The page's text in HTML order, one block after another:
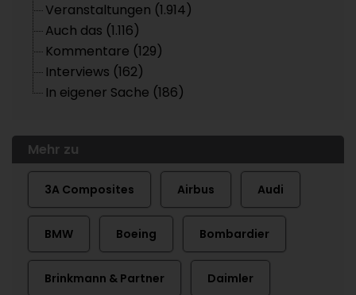
Veranstaltungen (1.914)
Auch das (1.116)
Kommentare (129)
Interviews (162)
In eigener Sache (186)
Mehr zu
3A Composites Airbus Audi
BMW Boeing Bombardier
Brinkmann & Partner Daimler